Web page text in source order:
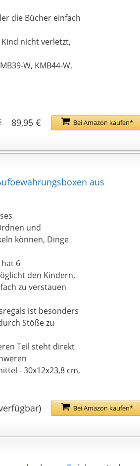
die Bücher einfach
nicht verletzt,
W, KMB44-W,
Bei Amazon kaufen*
89,95 €
aus
und
können, Dinge
6
den Kindern,
zu verstauen
ist besonders
Stöße zu
Teil steht direkt
- 30x12x23,8 cm,
Gesamtgröße:Bei Amazon kaufen*